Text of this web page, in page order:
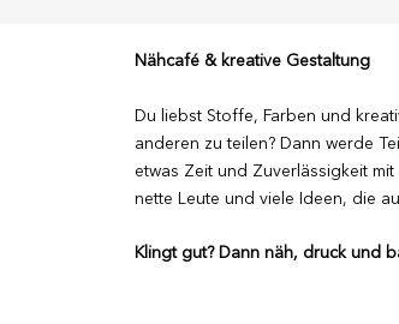
Nähcafé & kreative Gestaltung
Du liebst Stoffe, Farben und
anderen zu teilen? Dann werde
etwas Zeit und Zuverlässigkeit
nette Leute und viele Ideen, die
Klingt gut? Dann näh, druck und